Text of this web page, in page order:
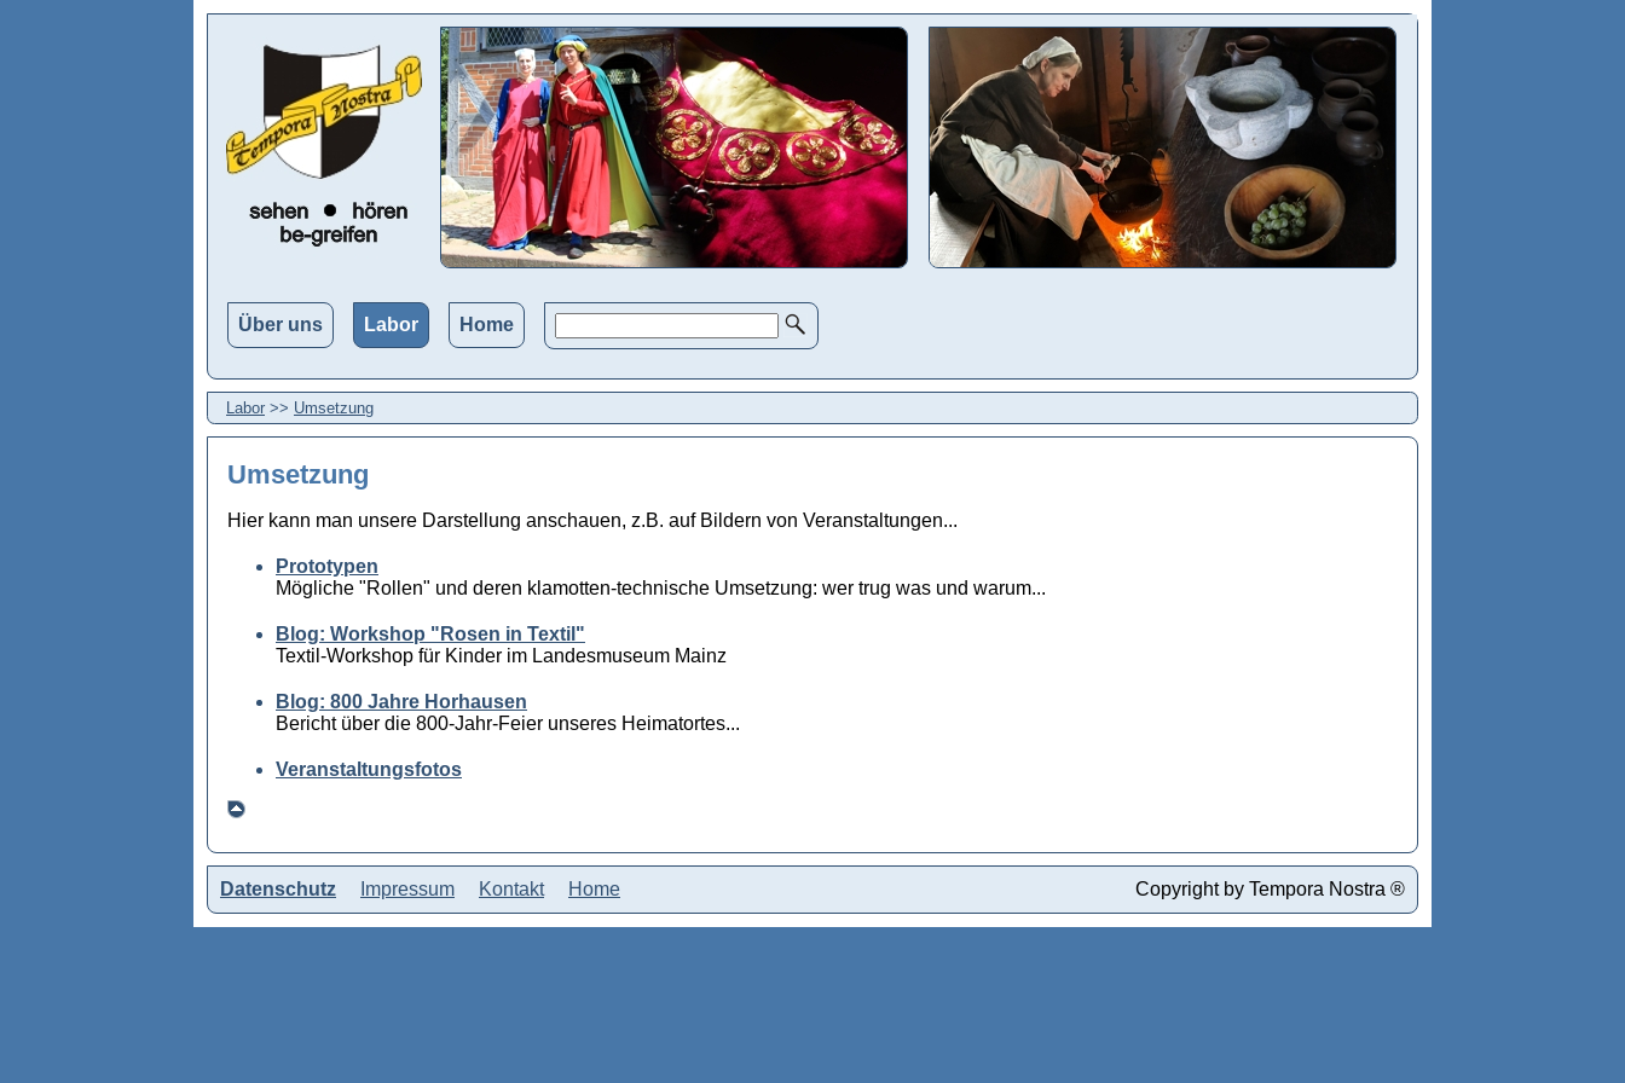
Über uns Labor Home
Labor >> Umsetzung
Umsetzung
Hier kann man unsere Darstellung anschauen, z.B. auf Bildern von Veranstaltungen...
Prototypen
Mögliche "Rollen" und deren klamotten-technische Umsetzung: wer trug was und warum...
Blog: Workshop "Rosen in Textil"
Textil-Workshop für Kinder im Landesmuseum Mainz
Blog: 800 Jahre Horhausen
Bericht über die 800-Jahr-Feier unseres Heimatortes...
Veranstaltungsfotos
Datenschutz Impressum Kontakt Home Copyright by Tempora Nostra ®